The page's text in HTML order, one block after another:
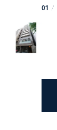
01